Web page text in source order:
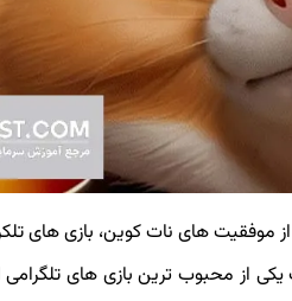
موفقیت های نات کوین، بازی های
محبوب ترین بازی های تلگرامی